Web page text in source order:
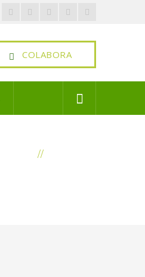
Facebook
Twitter YoutubeLinkedIn
COLABORA